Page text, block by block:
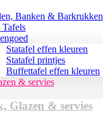
Banken & Barkrukken
Tafels
Statafel effen kleuren
Statafel printjes
Buffettafel effen kleuren
& servies
Glazen & servies